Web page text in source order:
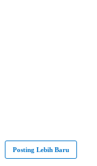
Posting Lebih Baru